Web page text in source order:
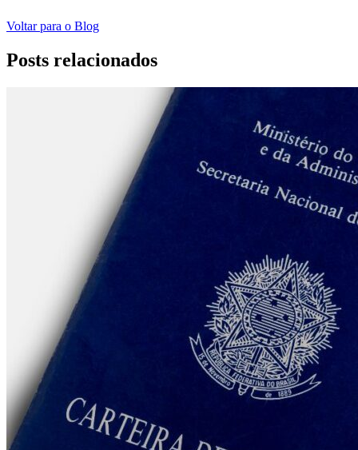
Voltar para o Blog
Posts relacionados